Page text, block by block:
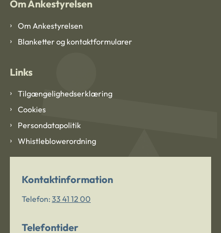
Om Ankestyrelsen
Om Ankestyrelsen
Blanketter og kontaktformularer
Links
Tilgængelighedserklæring
Cookies
Persondatapolitik
Whistleblowerordning
Kontaktinformation
Telefon: 33 41 12 00
Telefontider